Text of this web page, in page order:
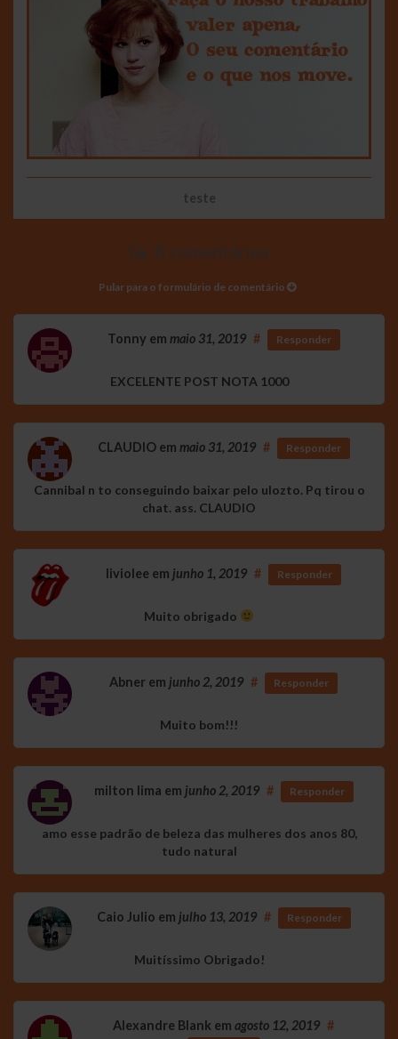
teste
8 comentários
Pular para o formulário de comentário
Tonny em maio 31, 2019 # Responder
EXCELENTE POST NOTA 1000
CLAUDIOem maio 31, 2019 # Responder
Cannibal n to conseguindo baixar pelo ulozto. Pq tirou o
chat. ass. CLAUDIO
liviolee em junho 1, 2019 # Responder
Muito obrigado
Abner em junho 2, 2019 # Responder
Muito bom!!!
milton lima em junho 2, 2019 # Responder
amo esse padrão de beleza das mulheres dos anos 80,
tudo natural
Caio Julio em julho 13, 2019 # Responder
Muitíssimo Obrigado!
Alexandre Blank em agosto 12, 2019 #